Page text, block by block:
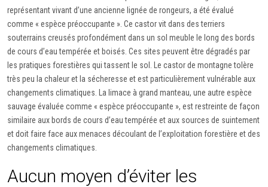
représentant vivant d’une ancienne lignée de rongeurs, a été évalué
comme « espèce préoccupante ». Ce castor vit dans des terriers
souterrains creusés profondément dans un sol meuble le long des bords
de cours d’eau tempérée et boisés. Ces sites peuvent être dégradés par
les pratiques forestières qui tassent le sol. Le castor de montagne tolère
très peu la chaleur et la sécheresse et est particulièrement vulnérable aux
changements climatiques. La limace à grand manteau, une autre espèce
sauvage évaluée comme « espèce préoccupante », est restreinte de façon
similaire aux bords de cours d’eau tempérée et aux sources de suintement
et doit faire face aux menaces découlant de l’exploitation forestière et des
changements climatiques.
Aucun moyen d’éviter les